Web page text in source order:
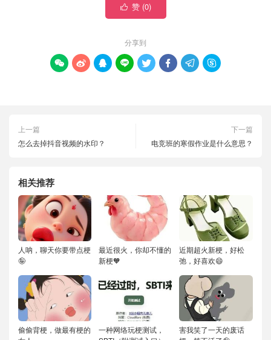
 赞 (0)
分享到
       
上一篇
怎么去掉抖音视频的水印？
下一篇
电竞班的寒假作业是什么意思？
相关推荐
人呐，聊天你要带点梗
🤪
最近很火，你却不懂的
新梗🧡
近期超火新梗，好松
弛，好喜欢😄
偷偷背梗，做最有梗的
一种网络玩梗测试，
害我笑了一天的废话